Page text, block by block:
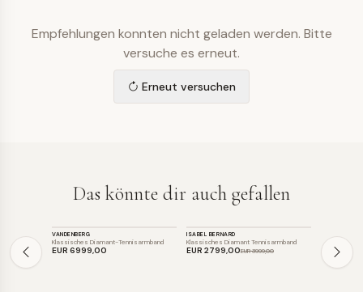
Empfehlungen konnten nicht geladen werden. Bitte
versuche es erneut.
Erneut versuchen
Das könnte dir auch gefallen
VANDENBERG
Klassisches Diamant-Tennisarmband
EUR 6999,00
SALE
ISABEL BERNARD
Klassisches Diamant Tennisarmband
EUR 2799,00EUR 3999,00
SALE
EUR 1559